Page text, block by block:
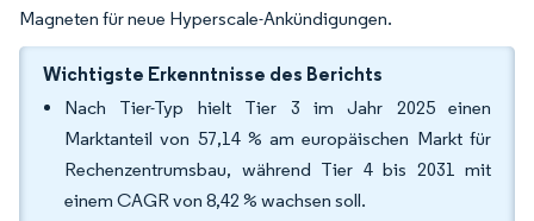
Magneten für neue Hyperscale-Ankündigungen.
Wichtigste Erkenntnisse des Berichts
Nach Tier-Typ hielt Tier 3 im Jahr 2025 einen
Marktanteil von 57,14 % am europäischen Markt für
Rechenzentrumsbau, während Tier 4 bis 2031 mit
einem CAGR von 8,42 % wachsen soll.